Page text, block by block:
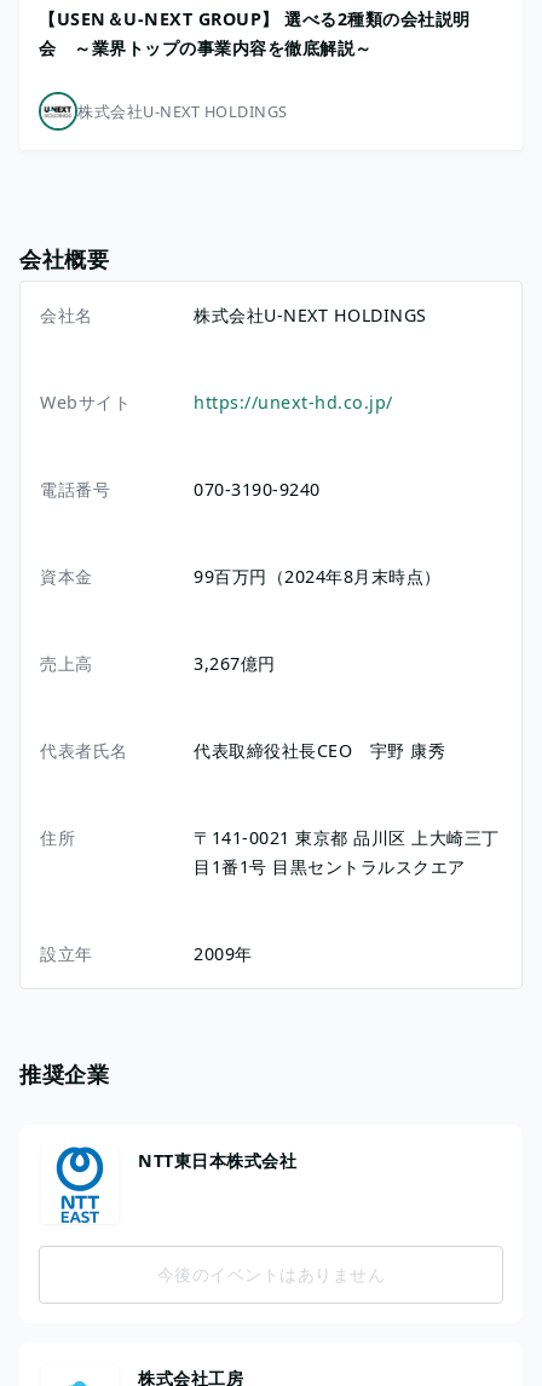
【USEN＆U-NEXT GROUP】 選べる2種類の会社説明
会 ～業界トップの事業内容を徹底解説～
株式会社U-NEXT HOLDINGS
会社概要
会社名 株式会社U-NEXT HOLDINGS
Webサイト https://unext-hd.co.jp/
電話番号 070-3190-9240
資本金 99百万円（2024年8月末時点）
売上高 3,267億円
代表者氏名 代表取締役社長CEO 宇野 康秀
住所 〒141-0021東京都品川区 上大崎三丁
目1番1号 目黒セントラルスクエア
設立年 2009年
推奨企業
NTT東日本株式会社
今後のイベントはありません
株式会社工房